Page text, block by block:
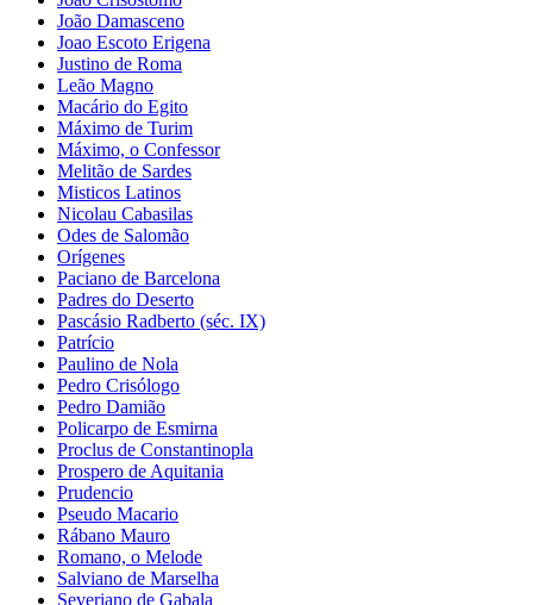
João Damasceno
Joao Escoto Erigena
Justino de Roma
Leão Magno
Macário do Egito
Máximo de Turim
Máximo, o Confessor
Melitão de Sardes
Misticos Latinos
Nicolau Cabasilas
Odes de Salomão
Orígenes
Paciano de Barcelona
Padres do Deserto
Pascásio Radberto (séc. IX)
Patrício
Paulino de Nola
Pedro Crisólogo
Pedro Damião
Policarpo de Esmirna
Proclus de Constantinopla
Prospero de Aquitania
Prudencio
Pseudo Macario
Rábano Mauro
Romano, o Melode
Salviano de Marselha
Severiano de Gabala